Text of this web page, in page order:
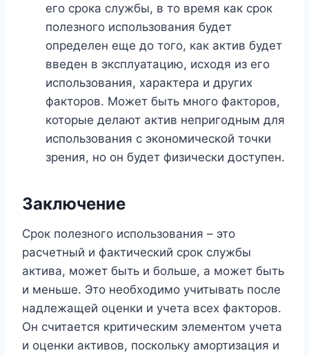
его срока службы, в то время как срок
полезного использования будет
определен еще до того, как актив будет
введен в эксплуатацию, исходя из его
использования, характера и других
факторов. Может быть много факторов,
которые делают актив непригодным для
использования с экономической точки
зрения, но он будет физически доступен.
Заключение
Срок полезного использования – это
расчетный и фактический срок службы
актива, может быть и больше, а может быть
и меньше. Это необходимо учитывать после
надлежащей оценки и учета всех факторов.
Он считается критическим элементом учета
и оценки активов, поскольку амортизация и